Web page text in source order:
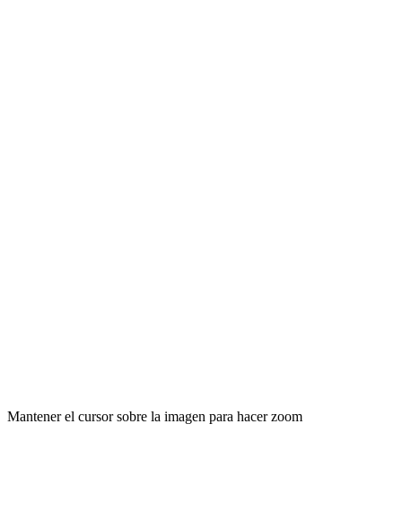
Mantener el cursor sobre la imagen para hacer zoom